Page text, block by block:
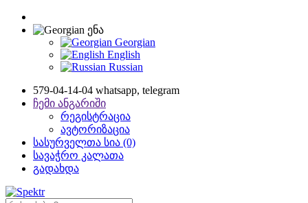
ენა
Georgian
English
Russian
579-04-14-04 whatsapp, telegram
ჩემი ანგარიში
რეგისტრაცია
ავტორიზაცია
სასურველთა სია (0)
სავაჭრო კალათა
გადახდა